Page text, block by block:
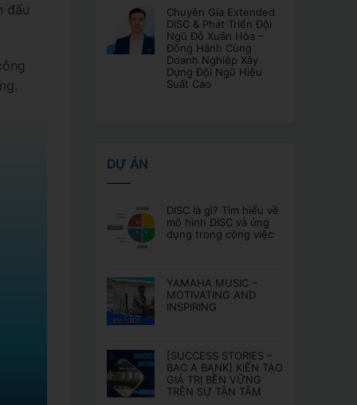
đấu
Chuyên Gia Extended
DISC & Phát Triển Đội
Ngũ Đỗ Xuân Hòa –
Đồng Hành Cùng
Doanh Nghiệp Xây
Dựng Đội Ngũ Hiệu
Suất Cao
DỰ ÁN
DISC là gì? Tìm hiểu về
mô hình DISC và ứng
dụng trong công việc
YAMAHA MUSIC –
MOTIVATING AND
INSPIRING
[SUCCESS STORIES –
BAC A BANK] KIẾN TẠO
GIÁ TRỊ BỀN VỮNG
TRÊN SỰ TẬN TÂM